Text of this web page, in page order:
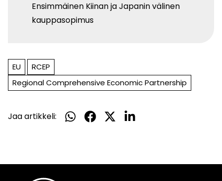
Ensimmäinen Kiinan ja Japanin välinen
kauppasopimus
EU
RCEP
Regional Comprehensive Economic Partnership
Jaa artikkeli:
Jaa
Jaa
Jaa
Jaa